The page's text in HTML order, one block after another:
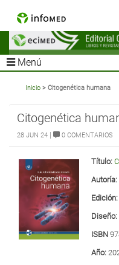
Menú
Inicio > Citogenética humana
Citogenética
28 JUN 24 | 0 COMENTARIOS
Título:
Autoría:
Edición:
Diseño:
ISBN
Año: